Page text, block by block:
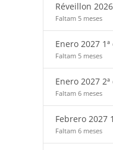
Réveillon
Faltam 5 meses
Enero 2027
Faltam 5 meses
Enero 2027
Faltam 6 meses
Febrero 2027
Faltam 6 meses